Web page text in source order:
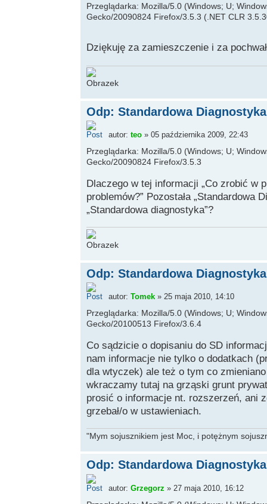
Przeglądarka: Mozilla/5.0 (Windows; U;
Gecko/20090824 Firefox/3.5.3 (.NET CLR
Dziękuję za zamieszczenie i za
Odp: Standardowa
autor: teo » 05 października 2009, 22:43
Przeglądarka: Mozilla/5.0 (Windows; U;
Gecko/20090824 Firefox/3.5.3
Dlaczego w tej informacji „Co zrobić w
problemów?” Pozostała „Standardowa
„Standardowa diagnostyka”?
Odp: Standardowa
autor: Tomek » 25 maja 2010, 14:10
Przeglądarka: Mozilla/5.0 (Windows; U;
Gecko/20100513 Firefox/3.6.4
Co sądzicie o dopisaniu do SD
nam informacje nie tylko o dodatkach
dla wtyczek) ale też o tym co
wkraczamy tutaj na grząski grunt
prosić o informacje nt. rozszerzeń, ani
grzebał/o w ustawieniach.
"Mym sojusznikiem jest Moc, i potężnym
Odp: Standardowa
autor: Grzegorz » 27 maja 2010, 16:12